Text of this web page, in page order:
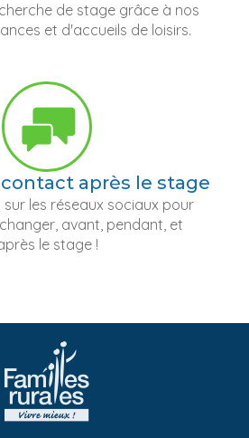
de stage grâce à nos
et d'accueils de loisirs.
après le stage
sur les réseaux sociaux pour
avant, pendant, et
le stage !